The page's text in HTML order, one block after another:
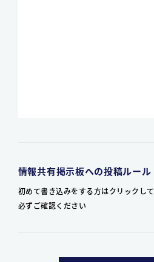
情報共有掲示板への投稿ルール
初めて書き込みをする方はクリックして
必ずご確認ください